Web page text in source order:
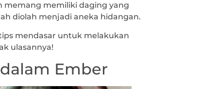
memang memiliki daging yang
diolah menjadi aneka hidangan.
mendasar untuk melakukan
ulasannya!
Ember